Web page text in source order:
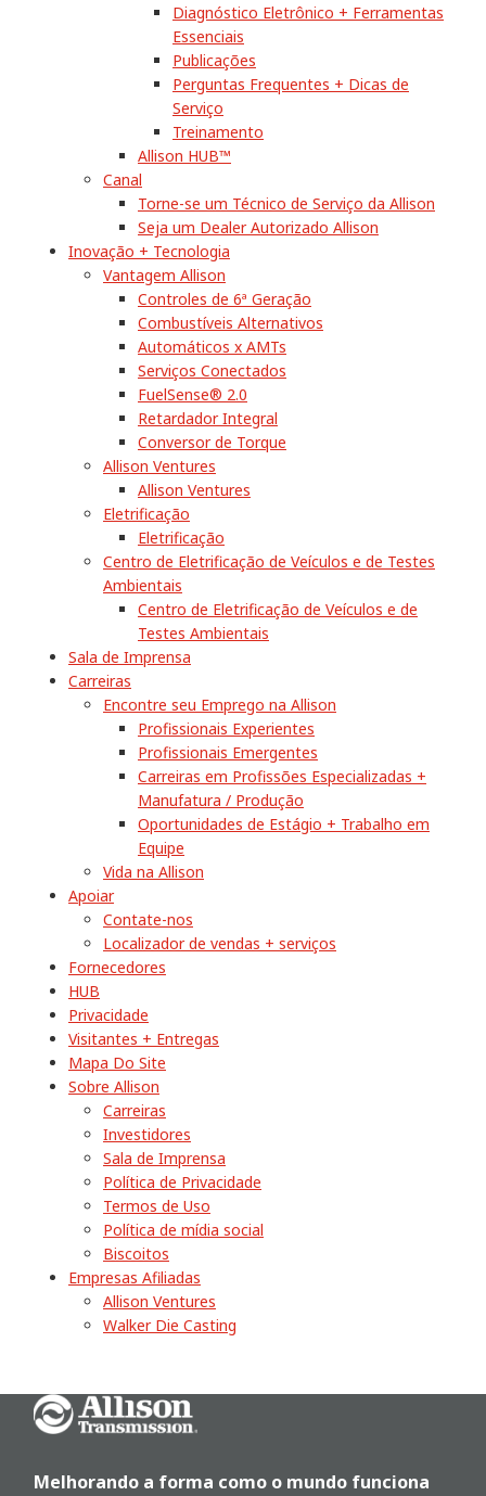
Diagnóstico Eletrônico + Ferramentas
Essenciais
Publicações
Perguntas Frequentes + Dicas de
Serviço
Treinamento
Allison HUB™
Canal
Torne-se um Técnico de Serviço da Allison
Seja um Dealer Autorizado Allison
Inovação + Tecnologia
Vantagem Allison
Controles de 6ª Geração
Combustíveis Alternativos
Automáticos x AMTs
Serviços Conectados
FuelSense® 2.0
Retardador Integral
Conversor de Torque
Allison Ventures
Allison Ventures
Eletrificação
Eletrificação
Centro de Eletrificação de Veículos e de Testes
Ambientais
Centro de Eletrificação de Veículos e de
Testes Ambientais
Sala de Imprensa
Carreiras
Encontre seu Emprego na Allison
Profissionais Experientes
Profissionais Emergentes
Carreiras em Profissões Especializadas +
Manufatura / Produção
Oportunidades de Estágio + Trabalho em
Equipe
Vida na Allison
Apoiar
Contate-nos
Localizador de vendas + serviços
Fornecedores
HUB
Privacidade
Visitantes + Entregas
Mapa Do Site
Sobre Allison
Carreiras
Investidores
Sala de Imprensa
Política de Privacidade
Termos de Uso
Política de mídia social
Biscoitos
Empresas Afiliadas
Allison Ventures
Walker Die Casting
Go Home
Melhorando a forma como o mundo funciona